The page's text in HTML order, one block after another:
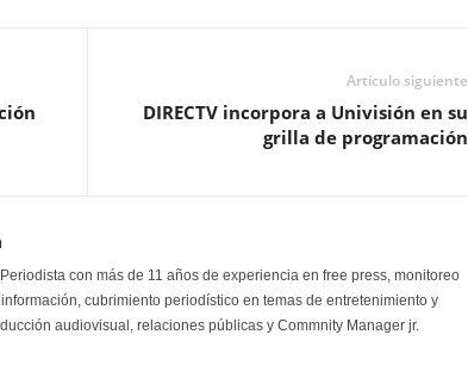
Artículo siguiente
DIRECTV incorpora a Univisión en su
grilla de programación
con más de 11 años de experiencia en free press, monitoreo
cubrimiento periodístico en temas de entretenimiento y
audiovisual, relaciones públicas y Commnity Manager jr.